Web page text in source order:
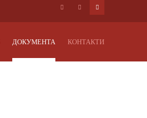
ДОКУМЕНТА КОНТАКТИ